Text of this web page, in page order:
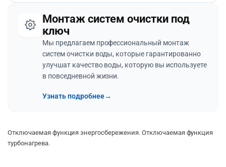
Монтаж систем очистки под
ключ
Мы предлагаем профессиональный монтаж
систем очистки воды, которые гарантированно
улучшат качество воды, которую вы используете
в повседневной жизни.
Узнать подробнее→
Отключаемая функция энергосбережения. Отключаемая функция
турбонагрева.